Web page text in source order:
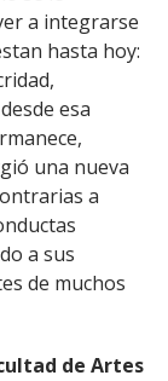
a integrarse
hasta hoy:
esa
una nueva
a
a sus
de muchos
de Artes